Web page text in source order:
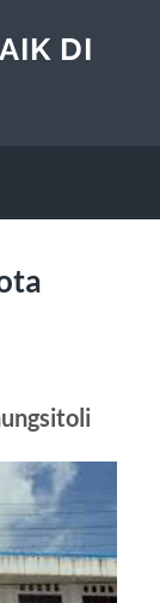
DI